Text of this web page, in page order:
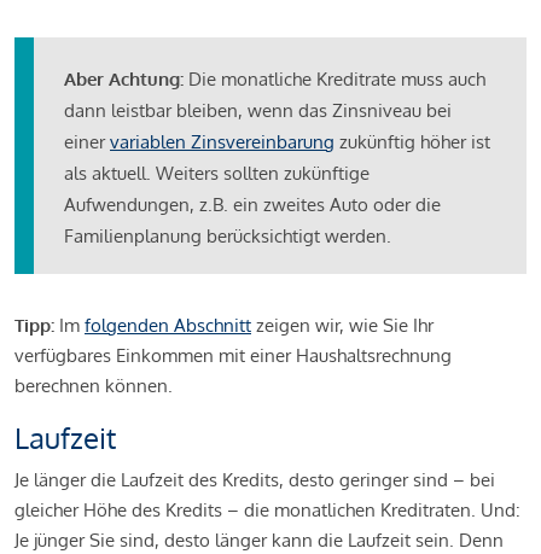
Aber Achtung: Die monatliche Kreditrate muss auch
dann leistbar bleiben, wenn das Zinsniveau bei
einervariablen Zinsvereinbarung zukünftig höher ist
als aktuell. Weiters sollten zukünftige
Aufwendungen, z.B. ein zweites Auto oder die
Familienplanung berücksichtigt werden.
Tipp: Im folgenden Abschnitt zeigen wir, wie Sie Ihr
verfügbares Einkommen mit einer Haushaltsrechnung
berechnen können.
Laufzeit
Je länger die Laufzeit des Kredits, desto geringer sind – bei
gleicher Höhe des Kredits – die monatlichen Kreditraten. Und:
Je jünger Sie sind, desto länger kann die Laufzeit sein. Denn